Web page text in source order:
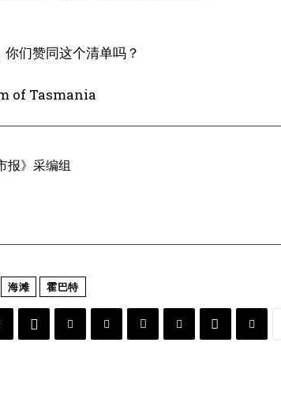
们赞同这个清单吗？
of Tasmania
报》采编组
海滩 霍巴特